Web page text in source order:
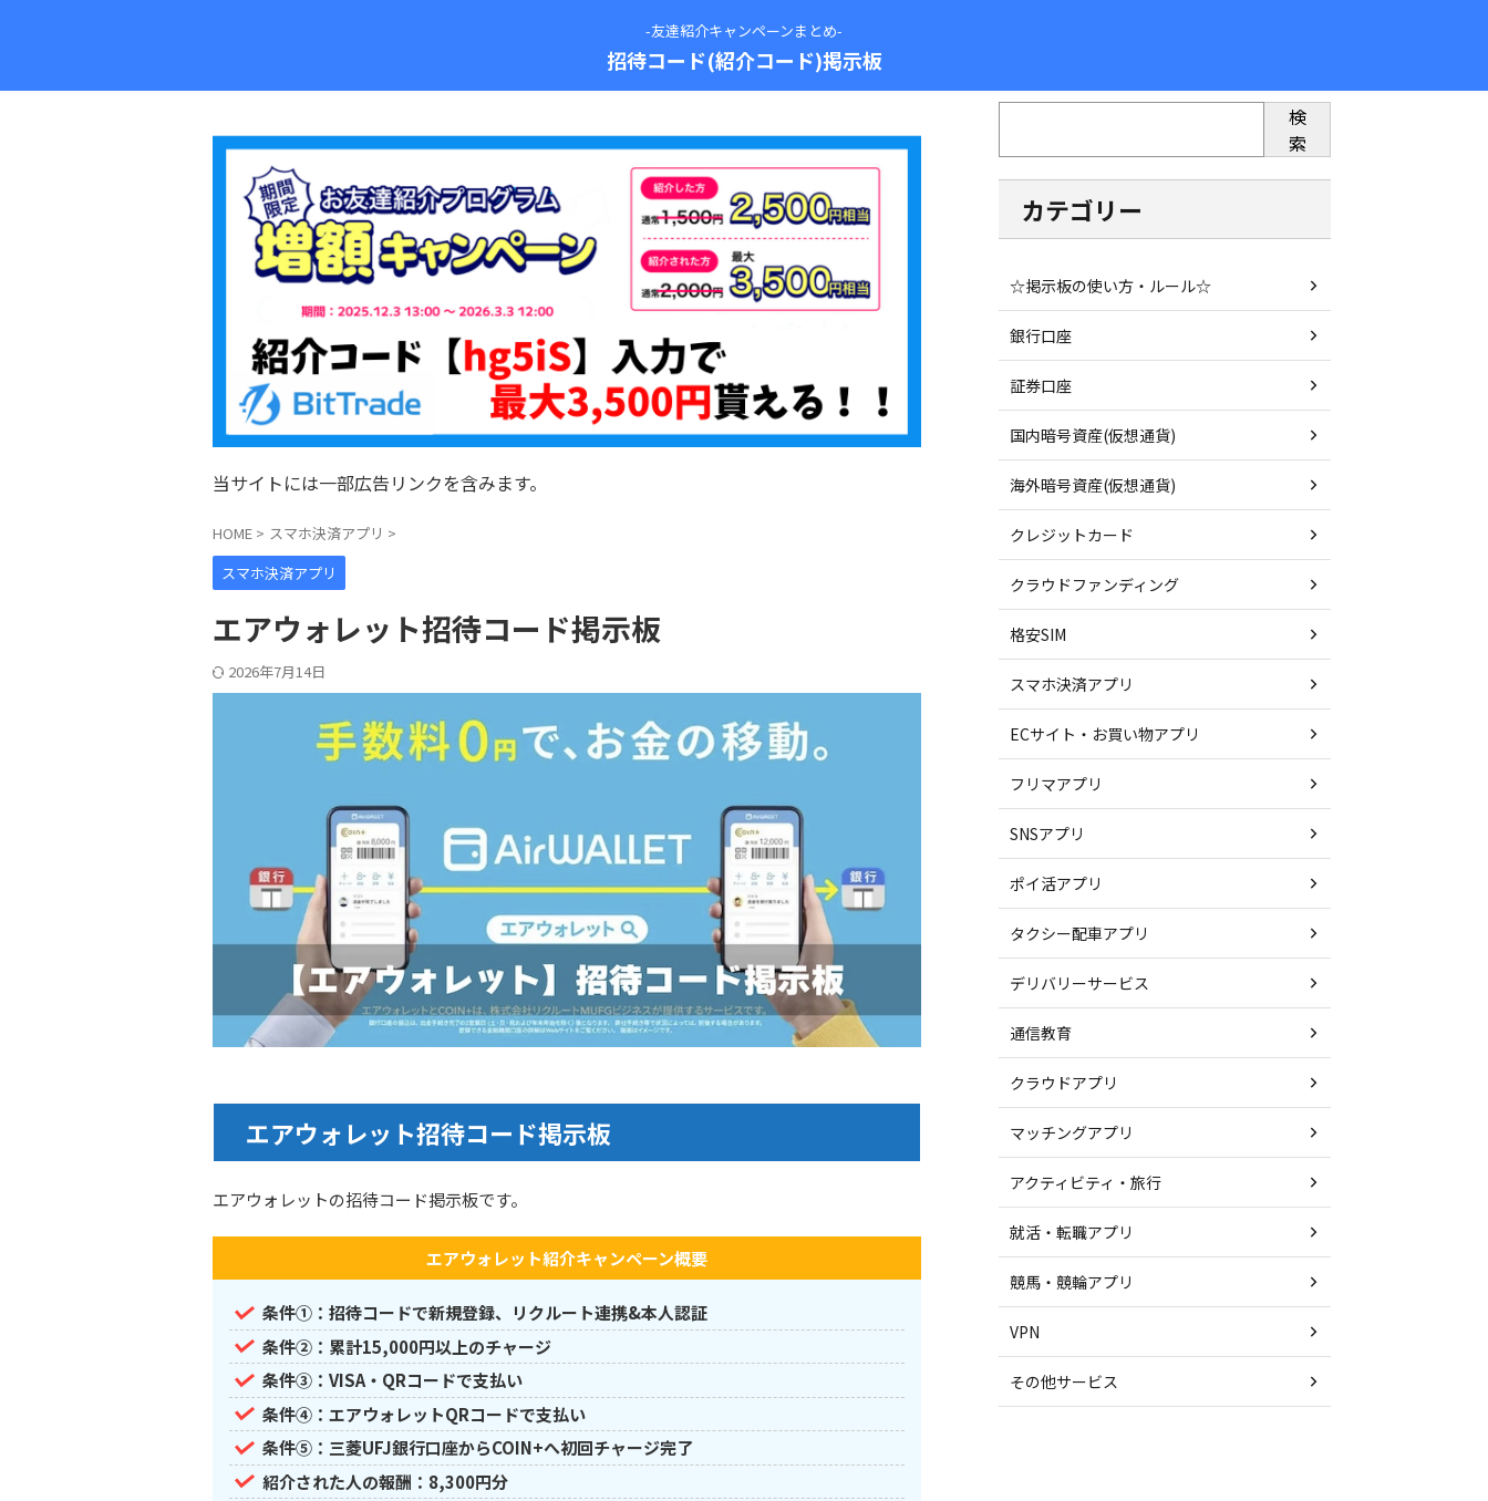
-友達紹介キャンペーンまとめ-
招待コード(紹介コード)掲示板
当サイトには一部広告リンクを含みます。
HOME > スマホ決済アプリ >
スマホ決済アプリ
エアウォレット招待コード掲示板
2026年7月14日
エアウォレット招待コード掲示板
エアウォレットの招待コード掲示板です。
エアウォレット紹介キャンペーン概要
条件①：招待コードで新規登録、リクルート連携&本人認証
条件②：累計15,000円以上のチャージ
条件③：VISA・QRコードで支払い
条件④：エアウォレットQRコードで支払い
条件⑤：三菱UFJ銀行口座からCOIN+へ初回チャージ完了
紹介された人の報酬：8,300円分
検
索
カテゴリー
☆掲示板の使い方・ルール☆
銀行口座
証券口座
国内暗号資産(仮想通貨)
海外暗号資産(仮想通貨)
クレジットカード
クラウドファンディング
格安SIM
スマホ決済アプリ
ECサイト・お買い物アプリ
フリマアプリ
SNSアプリ
ポイ活アプリ
タクシー配車アプリ
デリバリーサービス
通信教育
クラウドアプリ
マッチングアプリ
アクティビティ・旅行
就活・転職アプリ
競馬・競輪アプリ
VPN
その他サービス